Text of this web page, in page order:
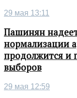
29 мая 13:11
Пашинян
нормализации
продолжится и
выборов
29 мая 12:59